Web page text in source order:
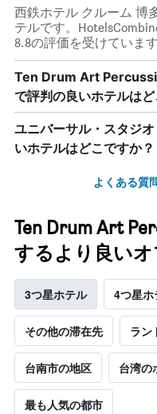
西鉄ホテル クルーム 博
テルです。
8.8の評価を受けています
Ten Drum Art
で評判の良いホテルはど
ユニバーサル・スタジ
いホテルはどこですか？
よくある質
Ten Drum Art
するより良い
3つ星ホテル 4つ星ホ
その他の滞在先 ラン
台南市の地区 台湾の
最も人気の都市